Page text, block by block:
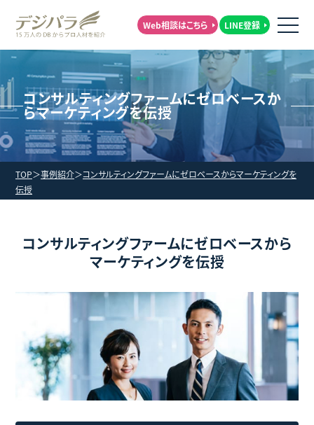
Web相談はこちら LINE登録
コンサルティングファームにゼロベースか
らマーケティングを伝授
TOP 事例紹介
コンサルティングファームにゼロベースからマーケティングを
伝授
コンサルティングファームにゼロベースから
マーケティングを伝授